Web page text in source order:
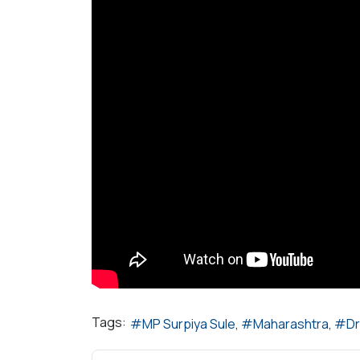
Tags: MP Surpiya Sule Maharashtra